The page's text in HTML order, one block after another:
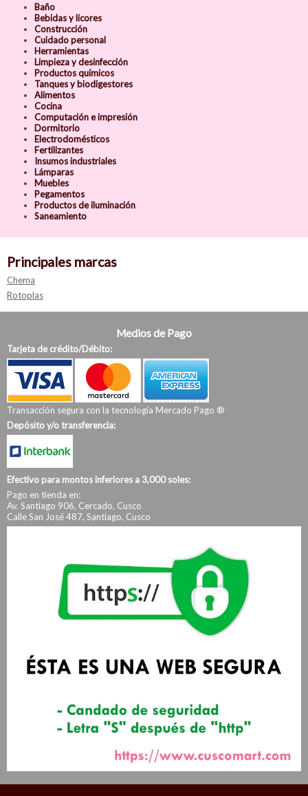
Baño
Bebidas y licores
Construcción
Cuidado personal
Herramientas
Limpieza y desinfección
Productos químicos
Tanques y biodigestores
Alimentos
Cocina
Computación e impresión
Dormitorio
Electrodomésticos
Fertilizantes
Insumos industriales
Lámparas
Muebles
Pegamentos
Productos de iluminación
Saneamiento
Principales marcas
Chema
Rotoplas
Medios de Pago
Tarjeta de crédito/Débito:
Transacción segura con la tecnología Mercado Pago ®
Depósito y/o transferencia:
Efectivo para montos inferiores a 3,000 soles:
Pago en tienda en:
Av. Santiago 906, Cercado, Cusco
Calle San José 487, Santiago, Cusco